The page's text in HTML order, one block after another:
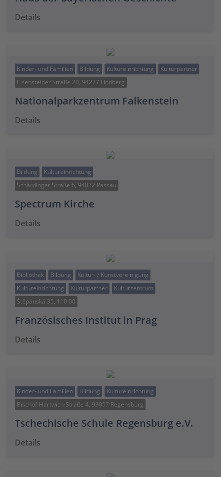
Details
Kinder- und Familien Bildung Kultureinrichtung
Kulturpartner
Eisensteiner Straße 20, 94227 Lindberg
Nationalparkzentrum Falkenstein
Details
Bildung
Kultureinrichtung
Schärdinger Straße 6, 94032 Passau
Spectrum Kirche
Details
Bibliothek Bildung
Kultur- / Kunstvereinigung
Kultureinrichtung
Kulturpartner
Kulturzentrum
Štěpánská 35, 110 00
Französisches Institut in Prag
Details
Kinder- und Familien Bildung
Kultureinrichtung
Bischof-Hartwich-Straße 4, 93057 Regensburg
Tschechische Schule Regensburg e.V.
Details